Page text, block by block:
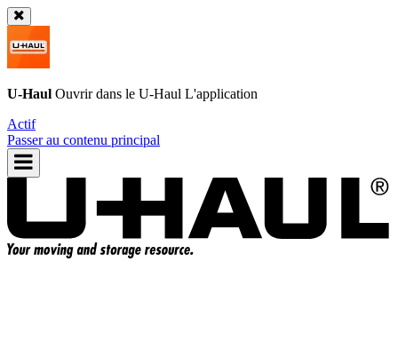
U-Haul Ouvrir dans le U-Haul L'application
Actif
Passer au contenu principal